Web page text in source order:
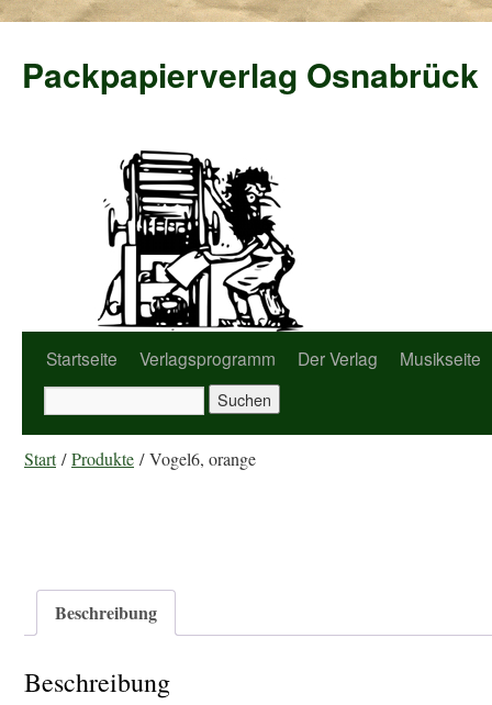
Packpapierverlag Osnabrück
Startseite Verlagsprogramm Der Verlag Musikseite
Start/Produkte / Vogel6, orange
Beschreibung
Beschreibung